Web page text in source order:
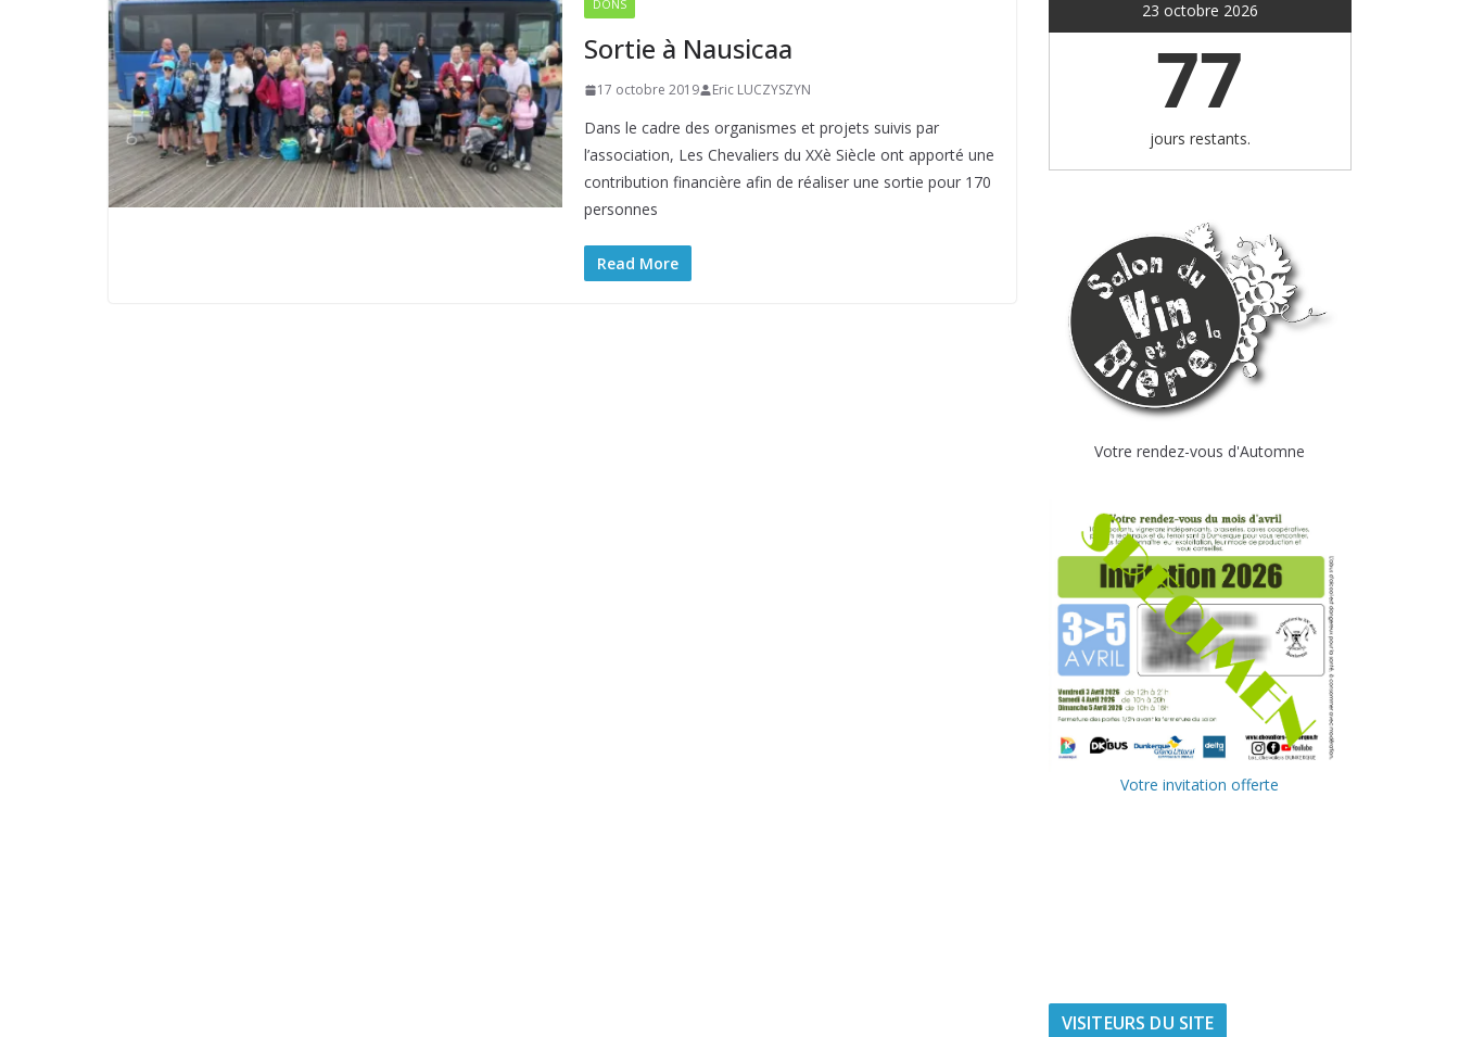
DONS
Sortie à Nausicaa
17 octobre 2019 Eric LUCZYSZYN
Dans le cadre des organismes et projets suivis par
l’association, Les Chevaliers du XXè Siècle ont apporté une
contribution financière afin de réaliser une sortie pour 170
personnes
Read More
23 octobre 2026
77
jours restants.
Votre rendez-vous d'Automne
Votre invitation offerte
VISITEURS DU SITE